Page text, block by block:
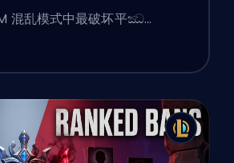
混乱模式中最破坏平ඣ…